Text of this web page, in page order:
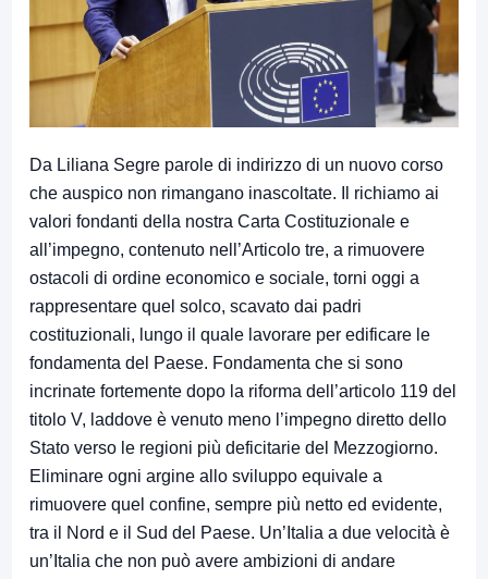
Da Liliana Segre parole di indirizzo di un nuovo corso
che auspico non rimangano inascoltate. Il richiamo ai
valori fondanti della nostra Carta Costituzionale e
all’impegno, contenuto nell’Articolo tre, a rimuovere
ostacoli di ordine economico e sociale, torni oggi a
rappresentare quel solco, scavato dai padri
costituzionali, lungo il quale lavorare per edificare le
fondamenta del Paese. Fondamenta che si sono
incrinate fortemente dopo la riforma dell’articolo 119 del
titolo V, laddove è venuto meno l’impegno diretto dello
Stato verso le regioni più deficitarie del Mezzogiorno.
Eliminare ogni argine allo sviluppo equivale a
rimuovere quel confine, sempre più netto ed evidente,
tra il Nord e il Sud del Paese. Un’Italia a due velocità è
un’Italia che non può avere ambizioni di andare